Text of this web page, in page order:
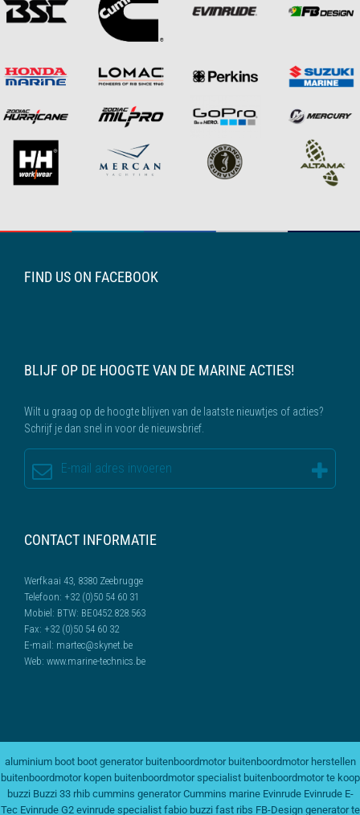
FIND US ON FACEBOOK
BLIJF OP DE HOOGTE VAN DE MARINE ACTIES!
Wilt u graag op de hoogte blijven van de laatste nieuwtjes of acties?
Schrijf je dan snel in voor de nieuwsbrief.
CONTACT INFORMATIE
Werfkaai 43, 8380 Zeebrugge
Telefoon: +32 (0)50 54 60 31
Mobiel: BTW: BE0452.828.563
Fax: +32 (0)50 54 60 32
E-mail: martec@skynet.be
Web: www.marine-technics.be
aluminium boot boot generator buitenboordmotor buitenboordmotor herstellen
buitenboordmotor kopen buitenboordmotor specialist buitenboordmotor te koop
buzzi Buzzi 33 rhib cummins generator Cummins marine Evinrude Evinrude E-
Tec Evinrude G2 evinrude specialist fabio buzzi fast ribs FB-Design generator te